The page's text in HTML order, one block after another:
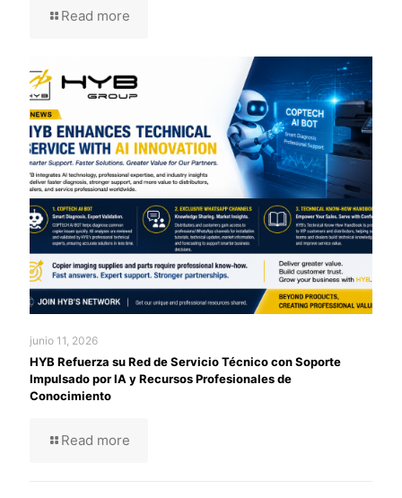
Read more
junio 11, 2026
HYB Refuerza su Red de Servicio Técnico con Soporte
Impulsado por IA y Recursos Profesionales de
Conocimiento
Read more